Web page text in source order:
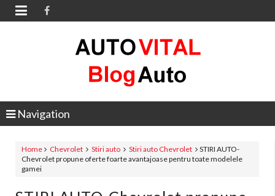

Navigation
Home Chevrolet Stiri auto Stiri auto Chevrolet
STIRI AUTO-
Chevrolet propune oferte foarte avantajoase pentru toate modelele
gamei